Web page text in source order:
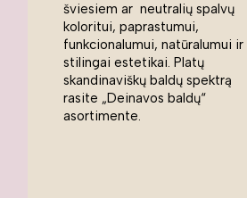
šviesiem ar neutralių spalvų
koloritui, paprastumui,
funkcionalumui, natūralumui ir
stilingai estetikai. Platų
skandinaviškų baldų spektrą
rasite „Deinavos baldų“
asortimente.